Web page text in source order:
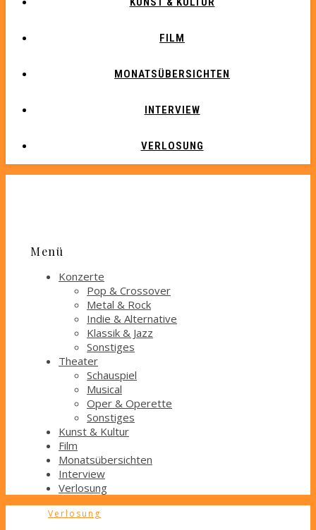
FILM
MONATSÜBERSICHTEN
INTERVIEW
VERLOSUNG
Menü
Konzerte
Pop & Crossover
Metal & Rock
Indie & Alternative
Klassik & Jazz
Sonstiges
Theater
Schauspiel
Musical
Oper & Operette
Sonstiges
Kunst & Kultur
Film
Monatsübersichten
Interview
Verlosung
Verlosung